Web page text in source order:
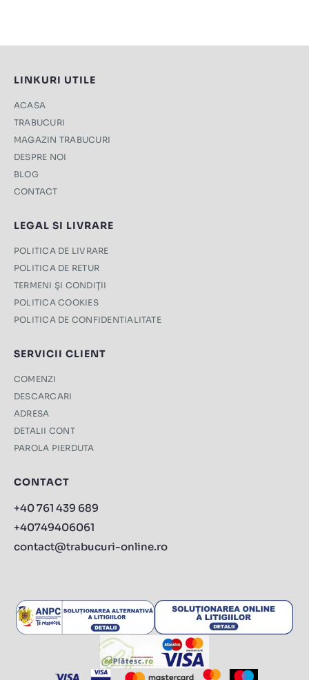
LINKURI UTILE
ACASA
TRABUCURI
MAGAZIN TRABUCURI
DESPRE NOI
BLOG
CONTACT
LEGAL SI LIVRARE
POLITICA DE LIVRARE
POLITICA DE RETUR
TERMENI ŞI CONDIŢII
POLITICA COOKIES
POLITICA DE CONFIDENTIALITATE
SERVICII CLIENT
COMENZI
DESCARCARI
ADRESA
DETALII CONT
PAROLA PIERDUTA
CONTACT
+40 761 439 689
+40749406061
contact@trabucuri-online.ro